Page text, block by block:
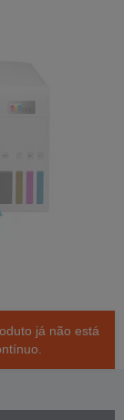
já não está